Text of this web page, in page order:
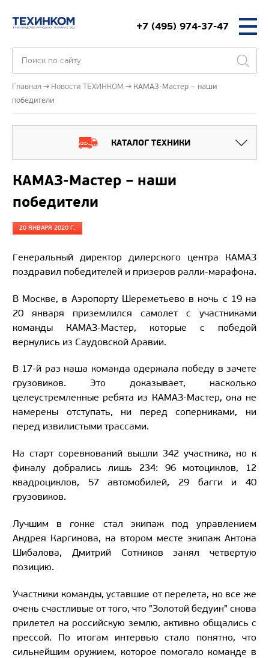
+7 (495) 974-37-47
Главная Новости ТЕХИНКОМ
КАМАЗ-Мастер – наши
победители
КАТАЛОГ ТЕХНИКИ
КАМАЗ-Мастер – наши
победители
20 ЯНВАРЯ 2020 Г.
Генеральный директор дилерского центра КАМАЗ
поздравил победителей и призеров ралли-марафона.
В Москве, в Аэропорту Шереметьево в ночь с 19 на
20 января приземлился самолет с участниками
команды КАМАЗ-Мастер, которые с победой
вернулись из Саудовской Аравии.
В 17-й раз наша команда одержала победу в зачете
грузовиков. Это доказывает, насколько
целеустремленные ребята из КАМАЗ-Мастер, она не
намерены отступать, ни перед соперниками, ни
перед извилистыми трассами.
На старт соревнований вышли 342 участника, но к
финалу добрались лишь 234: 96 мотоциклов, 12
квадроциклов, 57 автомобилей, 29 багги и 40
грузовиков.
Лучшим в гонке стал экипаж под управлением
Андрея Каргинова, на втором месте экипаж Антона
Шибалова, Дмитрий Сотников занял четвертую
позицию.
Участники команды, уставшие от перелета, но все же
очень счастливые от того, что "Золотой бедуин" снова
прилетел на российскую землю, активно общались с
прессой. По итогам интервью стало понятно, что
сильнейшим оружием, которое помогало команде в